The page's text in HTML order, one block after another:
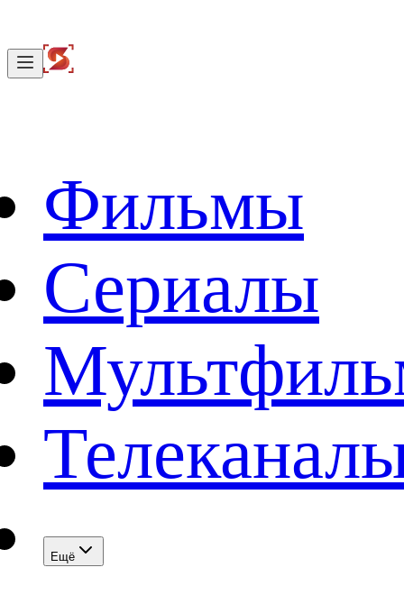
Фильмы
Сериалы
Eщё